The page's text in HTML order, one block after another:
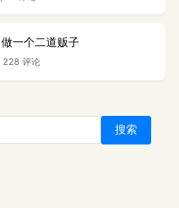
一个二道贩子
228 评论
搜索